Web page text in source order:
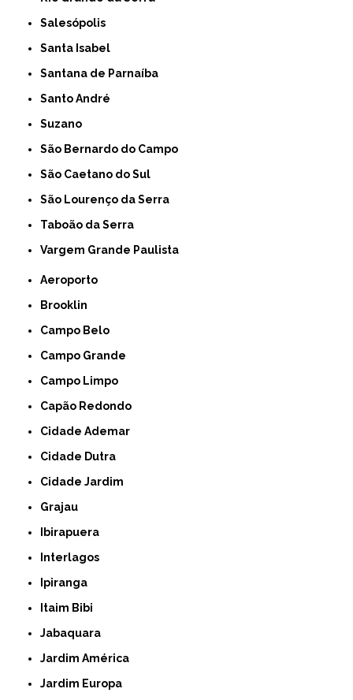
Salesópolis
Santa Isabel
Santana de Parnaíba
Santo André
Suzano
São Bernardo do Campo
São Caetano do Sul
São Lourenço da Serra
Taboão da Serra
Vargem Grande Paulista
Aeroporto
Brooklin
Campo Belo
Campo Grande
Campo Limpo
Capão Redondo
Cidade Ademar
Cidade Dutra
Cidade Jardim
Grajau
Ibirapuera
Interlagos
Ipiranga
Itaim Bibi
Jabaquara
Jardim América
Jardim Europa